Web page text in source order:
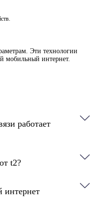
Эти технологии
мобильный интернет.
работает
t2?
интернет